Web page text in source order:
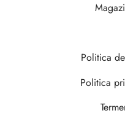
Politica
Politica